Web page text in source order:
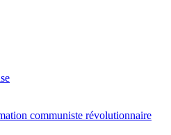
communiste révolutionnaire